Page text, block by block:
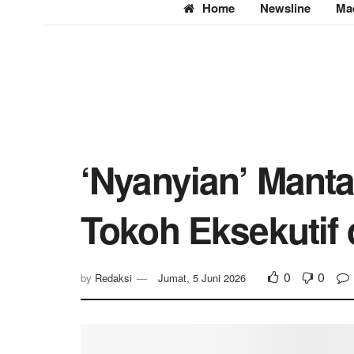
Home Newsline
‘Nyanyian’
Tokoh Eksekutif
by Redaksi Jumat, 5 Juni 2026 0 0